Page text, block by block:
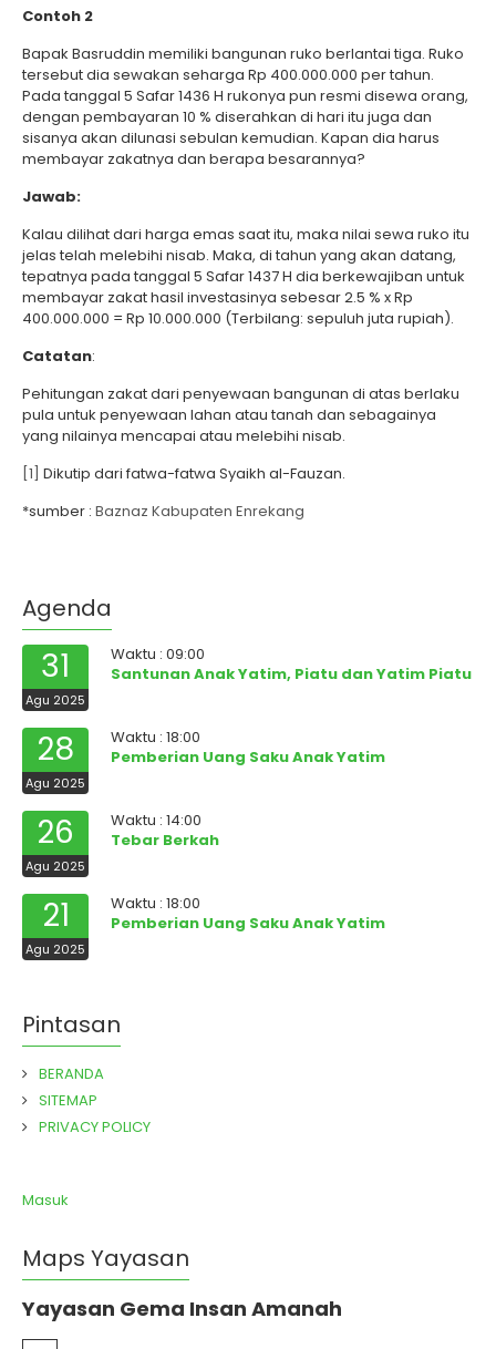
Contoh 2
Bapak Basruddin memiliki bangunan ruko berlantai tiga. Ruko
tersebut dia sewakan seharga Rp 400.000.000 per tahun.
Pada tanggal 5 Safar 1436 H rukonya pun resmi disewa orang,
dengan pembayaran 10 % diserahkan di hari itu juga dan
sisanya akan dilunasi sebulan kemudian. Kapan dia harus
membayar zakatnya dan berapa besarannya?
Jawab:
Kalau dilihat dari harga emas saat itu, maka nilai sewa ruko itu
jelas telah melebihi nisab. Maka, di tahun yang akan datang,
tepatnya pada tanggal 5 Safar 1437 H dia berkewajiban untuk
membayar zakat hasil investasinya sebesar 2.5 % x Rp
400.000.000 = Rp 10.000.000 (Terbilang: sepuluh juta rupiah).
Catatan:
Pehitungan zakat dari penyewaan bangunan di atas berlaku
pula untuk penyewaan lahan atau tanah dan sebagainya
yang nilainya mencapai atau melebihi nisab.
[1] Dikutip dari fatwa-fatwa Syaikh al-Fauzan.
*sumber : Baznaz Kabupaten Enrekang
Agenda
31
Agu 2025
Waktu : 09:00
Santunan Anak Yatim, Piatu dan Yatim Piatu
28
Agu 2025
Waktu : 18:00
Pemberian Uang Saku Anak Yatim
26
Agu 2025
Waktu : 14:00
Tebar Berkah
21
Agu 2025
Waktu : 18:00
Pemberian Uang Saku Anak Yatim
Pintasan
BERANDA
SITEMAP
PRIVACY POLICY
Masuk
Maps Yayasan
Yayasan Gema Insan Amanah